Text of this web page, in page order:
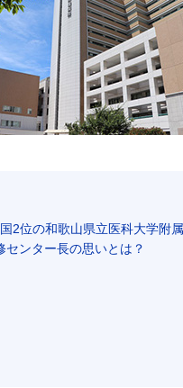
2位の和歌山県立医科大学附属
ンター長の思いとは？